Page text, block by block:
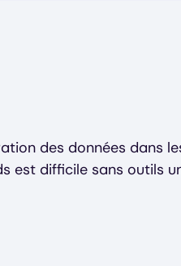
des données dans
est difficile sans outils